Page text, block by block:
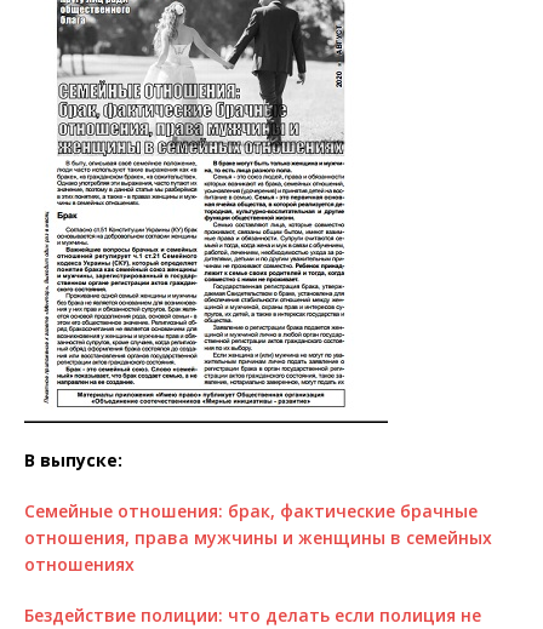
В выпуске:
Семейные отношения: брак, фактические брачные
отношения, права мужчины и женщины в семейных
отношениях
Бездействие полиции: что делать если полиция не